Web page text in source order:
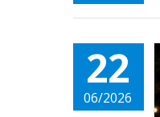
22
06/2026